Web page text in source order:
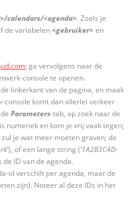
calendars/<agenda>. Zoals je
de variabelen<gebruiker> en
; ga vervolgens naar de
console te openen.
linkerkant van de pagina, en maak
console komt dan allerlei verkeer
Parameters-tab, op zoek naar de
numeriek en kom je vrij vaak tegen;
je wat meer moeten graven; de
‘), of een lange string (‘1A2B3C4D-
de ID van de agenda.
id verschilt per agenda, maar de
zijn). Noteer al deze IDs in het